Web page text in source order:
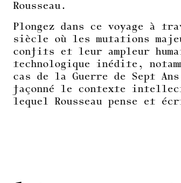
Rousseau.
Plongez dans ce voyage à
siècle où les mutations
confits et leur ampleur
technologique inédite,
cas de la Guerre de Sept
façonné le contexte
lequel Rousseau pense et